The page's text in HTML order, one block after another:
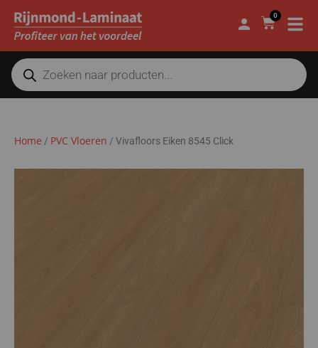
0
Home / PVC Vloeren / Vivafloors Eiken 8545 Click